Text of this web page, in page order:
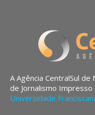
A Agência CentralSul
de Jornalismo
Universidade